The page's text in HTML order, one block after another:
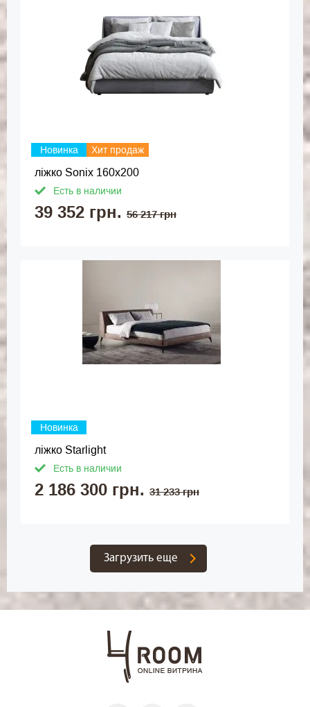
Новинка Хит продаж
ліжко Sonix 160х200
Есть в наличии
39 352 грн. 56 217 грн
Новинка
ліжко Starlight
Есть в наличии
2 186 300 грн. 31 233 грн
Загрузить еще